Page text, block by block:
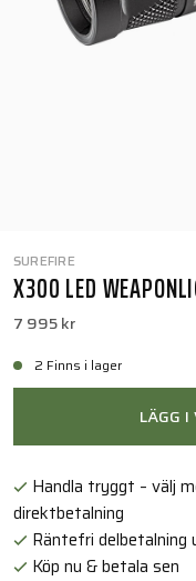
SUREFIRE
X300 LED
7 995 kr
2 Finns i lager
LÄGG I
Handla tryggt – välj
direktbetalning
Räntefri delbetalning
Köp nu & betala sen